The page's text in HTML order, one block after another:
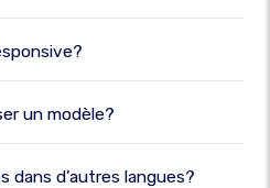
un modèle?
dans d’autres langues?